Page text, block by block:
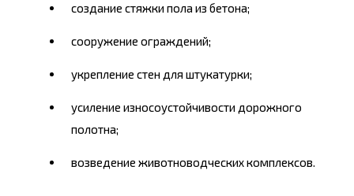
создание стяжки пола из бетона;
сооружение ограждений;
укрепление стен для штукатурки;
усиление износоустойчивости дорожного
полотна;
возведение животноводческих комплексов.